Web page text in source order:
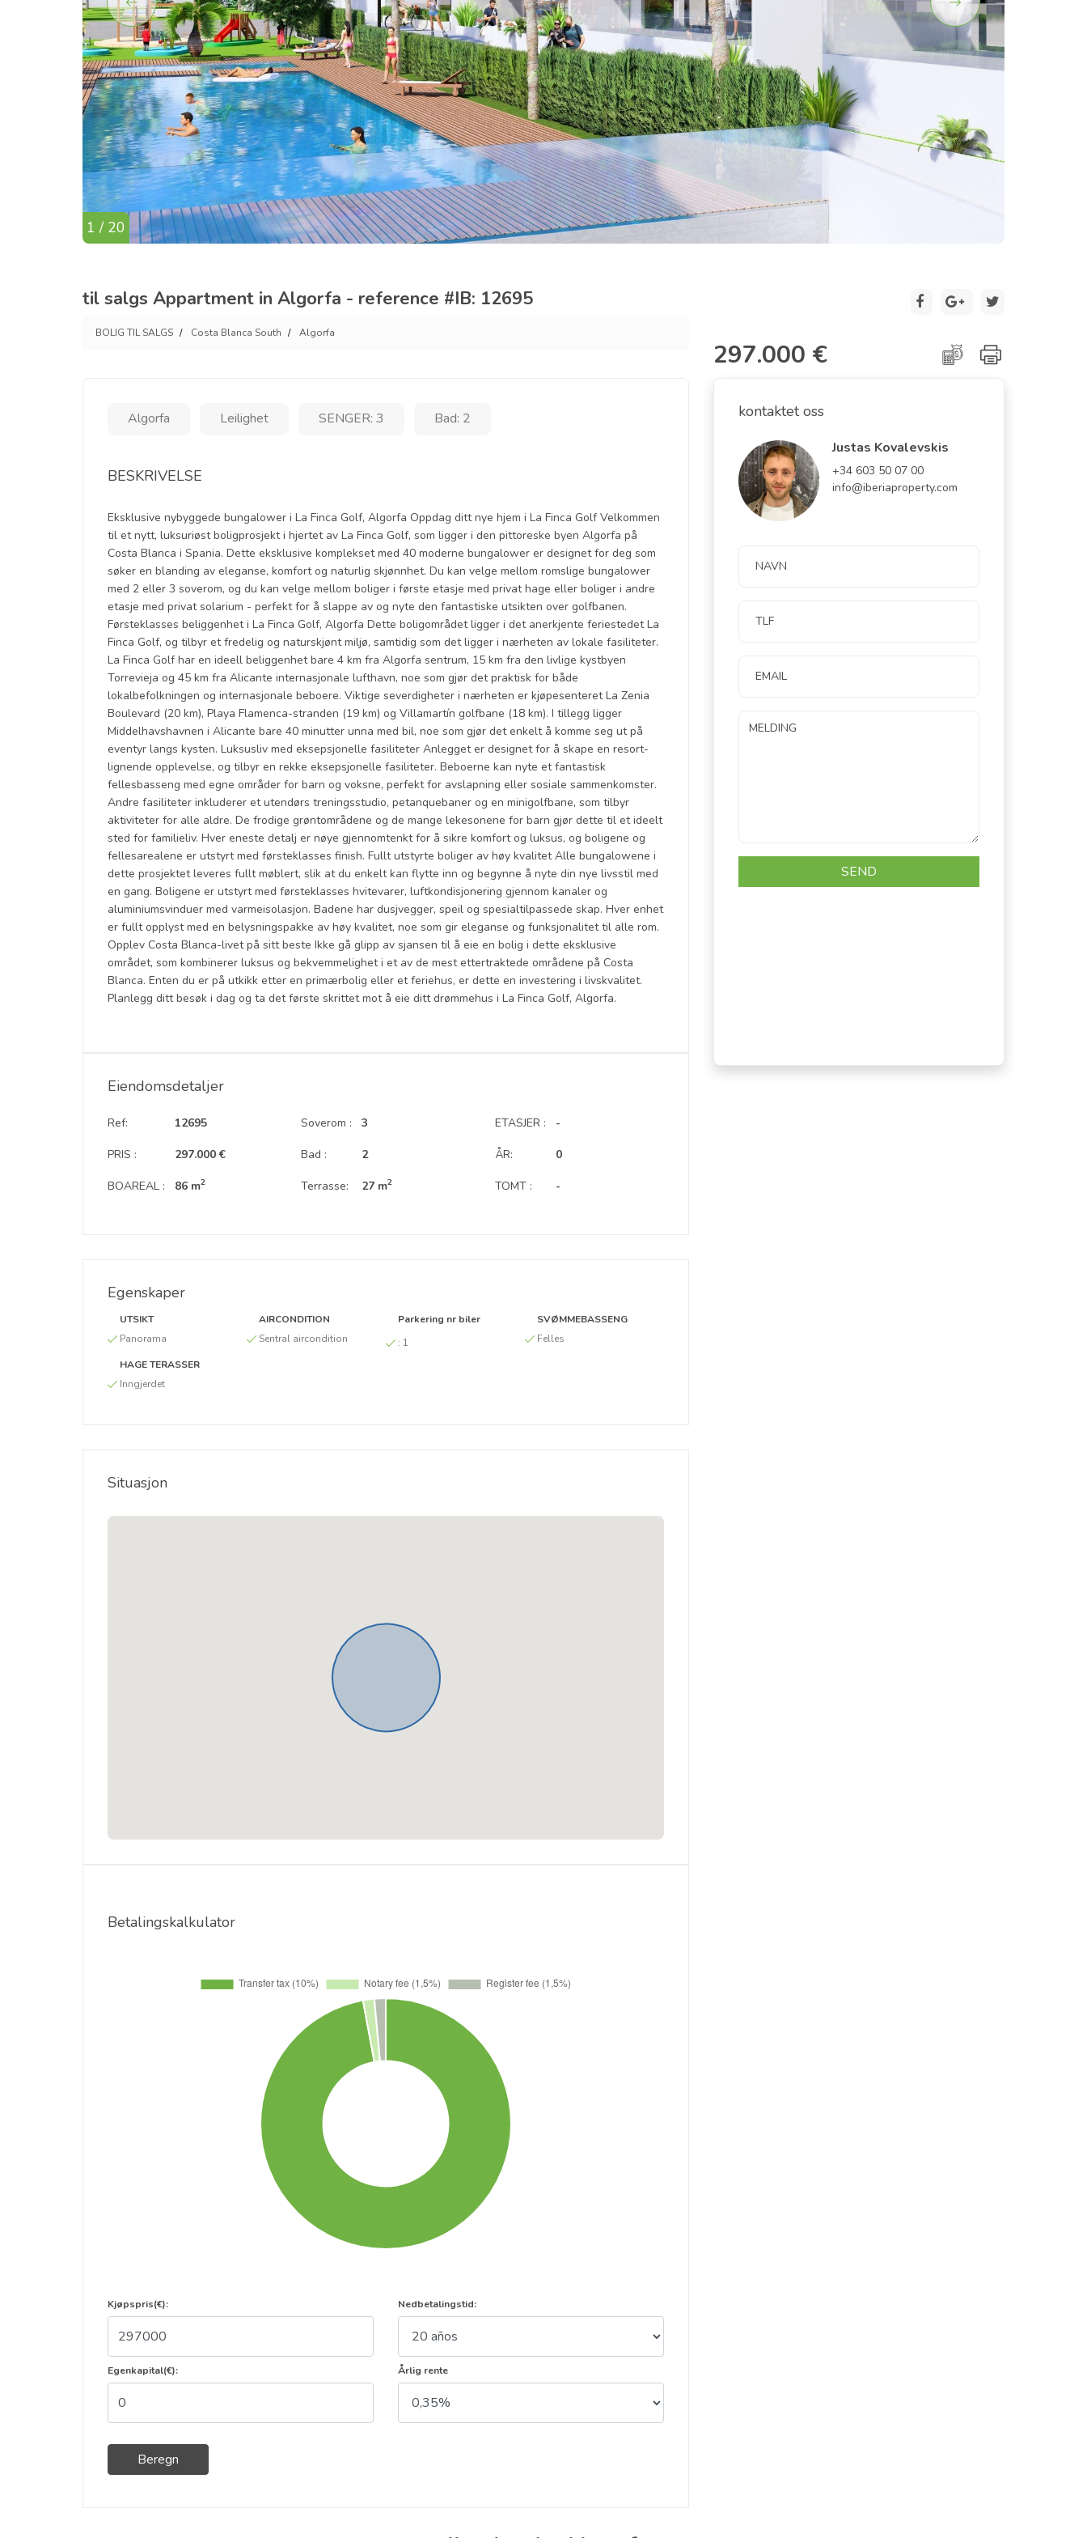
1 / 20
til salgs Appartment in Algorfa - reference #IB: 12695
BOLIG TIL SALGS Costa Blanca South Algorfa
297.000 €
Algorfa Leilighet SENGER: 3 Bad: 2
BESKRIVELSE
Eksklusive nybyggede bungalower i La Finca Golf, Algorfa Oppdag ditt nye hjem i La Finca Golf Velkommen
til et nytt, luksuriøst boligprosjekt i hjertet av La Finca Golf, som ligger i den pittoreske byen Algorfa på
Costa Blanca i Spania. Dette eksklusive komplekset med 40 moderne bungalower er designet for deg som
søker en blanding av eleganse, komfort og naturlig skjønnhet. Du kan velge mellom romslige bungalower
med 2 eller 3 soverom, og du kan velge mellom boliger i første etasje med privat hage eller boliger i andre
etasje med privat solarium - perfekt for å slappe av og nyte den fantastiske utsikten over golfbanen.
Førsteklasses beliggenhet i La Finca Golf, Algorfa Dette boligområdet ligger i det anerkjente feriestedet La
Finca Golf, og tilbyr et fredelig og naturskjønt miljø, samtidig som det ligger i nærheten av lokale fasiliteter.
La Finca Golf har en ideell beliggenhet bare 4 km fra Algorfa sentrum, 15 km fra den livlige kystbyen
Torrevieja og 45 km fra Alicante internasjonale lufthavn, noe som gjør det praktisk for både
lokalbefolkningen og internasjonale beboere. Viktige severdigheter i nærheten er kjøpesenteret La Zenia
Boulevard (20 km), Playa Flamenca-stranden (19 km) og Villamartín golfbane (18 km). I tillegg ligger
Middelhavshavnen i Alicante bare 40 minutter unna med bil, noe som gjør det enkelt å komme seg ut på
eventyr langs kysten. Luksusliv med eksepsjonelle fasiliteter Anlegget er designet for å skape en resort-
lignende opplevelse, og tilbyr en rekke eksepsjonelle fasiliteter. Beboerne kan nyte et fantastisk
fellesbasseng med egne områder for barn og voksne, perfekt for avslapning eller sosiale sammenkomster.
Andre fasiliteter inkluderer et utendørs treningsstudio, petanquebaner og en minigolfbane, som tilbyr
aktiviteter for alle aldre. De frodige grøntområdene og de mange lekesonene for barn gjør dette til et ideelt
sted for familieliv. Hver eneste detalj er nøye gjennomtenkt for å sikre komfort og luksus, og boligene og
fellesarealene er utstyrt med førsteklasses finish. Fullt utstyrte boliger av høy kvalitet Alle bungalowene i
dette prosjektet leveres fullt møblert, slik at du enkelt kan flytte inn og begynne å nyte din nye livsstil med
en gang. Boligene er utstyrt med førsteklasses hvitevarer, luftkondisjonering gjennom kanaler og
aluminiumsvinduer med varmeisolasjon. Badene har dusjvegger, speil og spesialtilpassede skap. Hver enhet
er fullt opplyst med en belysningspakke av høy kvalitet, noe som gir eleganse og funksjonalitet til alle rom.
Opplev Costa Blanca-livet på sitt beste Ikke gå glipp av sjansen til å eie en bolig i dette eksklusive
området, som kombinerer luksus og bekvemmelighet i et av de mest ettertraktede områdene på Costa
Blanca. Enten du er på utkikk etter en primærbolig eller et feriehus, er dette en investering i livskvalitet.
Planlegg ditt besøk i dag og ta det første skrittet mot å eie ditt drømmehus i La Finca Golf, Algorfa.
Eiendomsdetaljer
Ref:
PRIS :
BOAREAL :
12695
297.000 €
86 m2
Soverom :
Bad :
Terrasse:
3
2
27 m2
ETASJER :
ÅR:
TOMT :
-
0
-
Egenskaper
UTSIKT
Panorama
AIRCONDITION
Sentral aircondition
Parkering nr biler
: 1
SVØMMEBASSENG
Felles
HAGE TERASSER
Inngjerdet
Situasjon
Betalingskalkulator
Kjøpspris(€):
Egenkapital(€):
Beregn
Nedbetalingstid:
Årlig rente
kontaktet oss
Justas Kovalevskis
+34 603 50 07 00
info@iberiaproperty.com